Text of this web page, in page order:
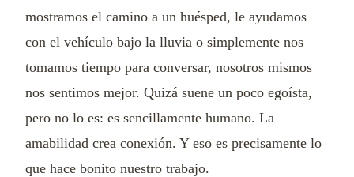
mostramos el camino a un huésped, le ayudamos
con el vehículo bajo la lluvia o simplemente nos
tomamos tiempo para conversar, nosotros mismos
nos sentimos mejor. Quizá suene un poco egoísta,
pero no lo es: es sencillamente humano. La
amabilidad crea conexión. Y eso es precisamente lo
que hace bonito nuestro trabajo.